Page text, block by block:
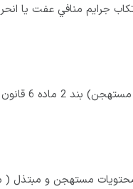
جرايم منافي عفت يا